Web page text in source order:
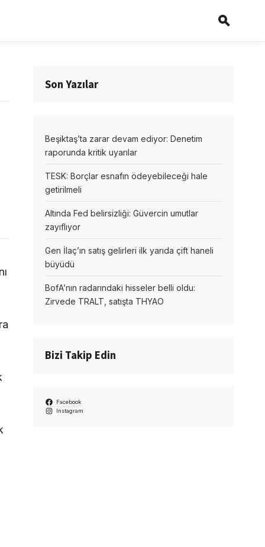
Son Yazılar
Beşiktaş’ta zarar devam ediyor: Denetim
raporunda kritik uyarılar
TESK: Borçlar esnafın ödeyebileceği hale
getirilmeli
Altında Fed belirsizliği: Güvercin umutlar
zayıflıyor
Gen İlaç’ın satış gelirleri ilk yarıda çift haneli
büyüdü
BofA’nın radarındaki hisseler belli oldu:
Zirvede TRALT, satışta THYAO
Bizi Takip Edin
Facebook
Instagram